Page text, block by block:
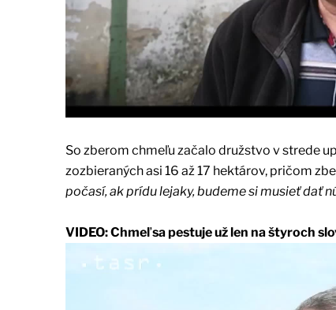
So zberom chmeľu začalo družstvo v strede
zozbieraných asi 16 až 17 hektárov, pričom
počasí, ak prídu lejaky, budeme si musieť dať
VIDEO: Chmeľ sa pestuje už len na štyroch